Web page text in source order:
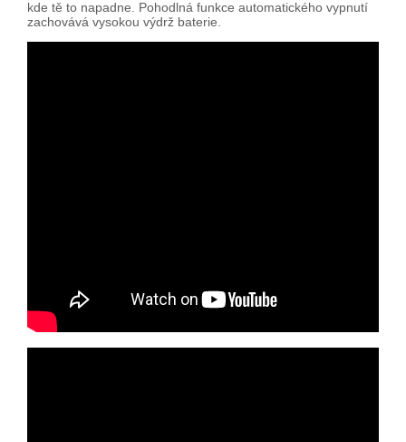
kde tě to napadne. Pohodlná funkce automatického vypnutí
zachovává vysokou výdrž baterie.